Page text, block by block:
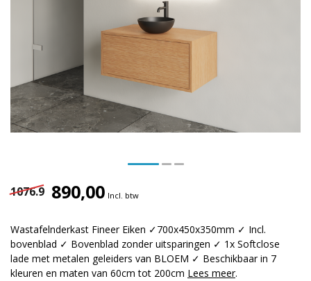
1076.9 890,00 Incl. btw
Wastafelnderkast Fineer Eiken ✓700x450x350mm ✓ Incl.
bovenblad ✓ Bovenblad zonder uitsparingen ✓ 1x Softclose
lade met metalen geleiders van BLOEM ✓ Beschikbaar in 7
kleuren en maten van 60cm tot 200cm Lees meer.